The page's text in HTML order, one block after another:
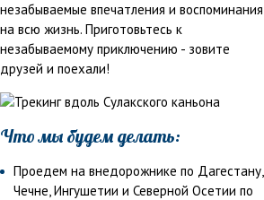
незабываемые впечатления и воспоминания
на всю жизнь. Приготовьтесь к
незабываемому приключению - зовите
друзей и поехали!
Что мы будем делать:
Проедем на внедорожнике по Дагестану,
Чечне, Ингушетии и Северной Осетии по